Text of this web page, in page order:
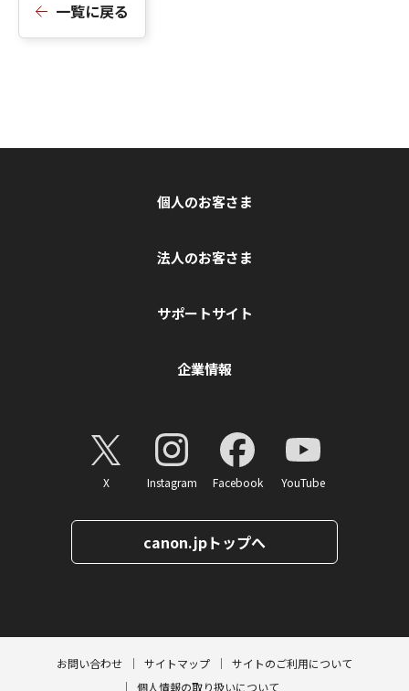
一覧に戻る
個人のお客さま
法人のお客さま
サポートサイト
企業情報
X Instagram Facebook YouTube
canon.jpトップへ
お問い合わせ サイトマップ
サイトのご利用について
個人情報の取り扱いについて